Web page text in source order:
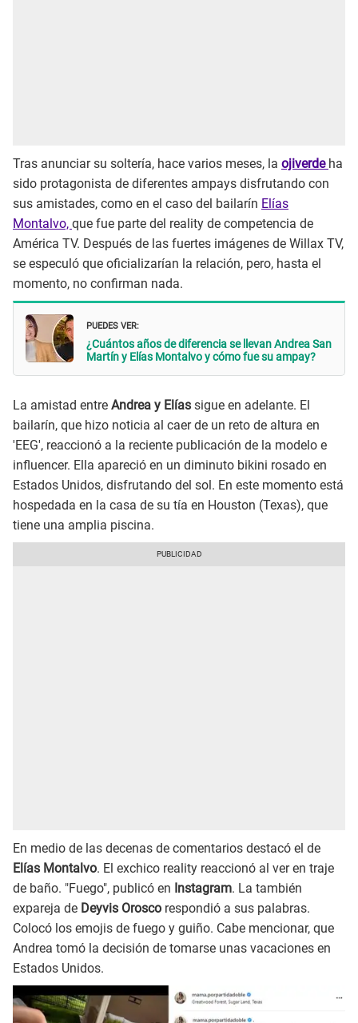
Tras anunciar su soltería, hace varios meses, la ojiverde ha
sido protagonista de diferentes ampays disfrutando con
sus amistades, como en el caso del bailarín Elías
Montalvo, que fue parte del reality de competencia de
América TV. Después de las fuertes imágenes de Willax TV,
se especuló que oficializarían la relación, pero, hasta el
momento, no confirman nada.
PUEDES VER:
¿Cuántos años de diferencia se llevan Andrea San
Martín y Elías Montalvo y cómo fue su ampay?
La amistad entre Andrea y Elías sigue en adelante. El
bailarín, que hizo noticia al caer de un reto de altura en
'EEG', reaccionó a la reciente publicación de la modelo e
influencer. Ella apareció en un diminuto bikini rosado en
Estados Unidos, disfrutando del sol. En este momento está
hospedada en la casa de su tía en Houston (Texas), que
tiene una amplia piscina.
En medio de las decenas de comentarios destacó el de
Elías Montalvo. El exchico reality reaccionó al ver en traje
de baño. "Fuego", publicó en Instagram. La también
expareja de Deyvis Orosco respondió a sus palabras.
Colocó los emojis de fuego y guiño. Cabe mencionar, que
Andrea tomó la decisión de tomarse unas vacaciones en
Estados Unidos.